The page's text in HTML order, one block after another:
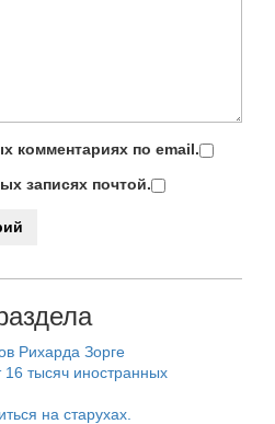
комментариях по email.
записях почтой.
Рихарда Зорге
тысяч иностранных
на старухах.